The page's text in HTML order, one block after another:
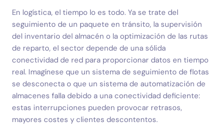
En logística, el tiempo lo es todo. Ya se trate del
seguimiento de un paquete en tránsito, la supervisión
del inventario del almacén o la optimización de las rutas
de reparto, el sector depende de una sólida
conectividad de red para proporcionar datos en tiempo
real. Imagínese que un sistema de seguimiento de flotas
se desconecta o que un sistema de automatización de
almacenes falla debido a una conectividad deficiente:
estas interrupciones pueden provocar retrasos,
mayores costes y clientes descontentos.